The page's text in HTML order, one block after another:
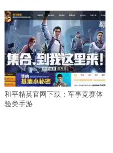
和平精英官网下载：军事竞赛体
验类手游